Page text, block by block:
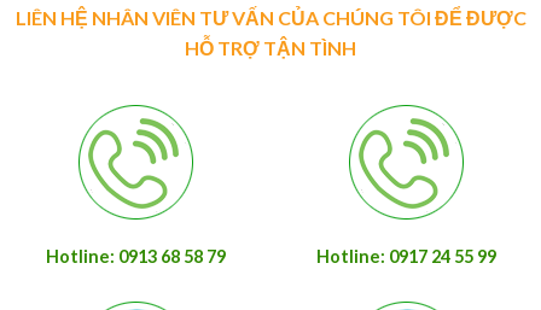
LIÊN HỆ NHÂN VIÊN TƯ VẤN CỦA CHÚNG TÔI ĐỂ ĐƯỢC
HỖ TRỢ TẬN TÌNH
Hotline: 0913 68 58 79 Hotline: 0917 24 55 99